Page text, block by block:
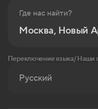
Где нас найти?
Москва, Новый
Переключение языка/ Наши
Русский